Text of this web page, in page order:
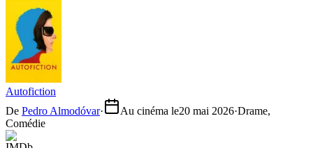
Autofiction
De Pedro Almodóvar· Au cinéma le20 mai 2026·Drame,
Comédie